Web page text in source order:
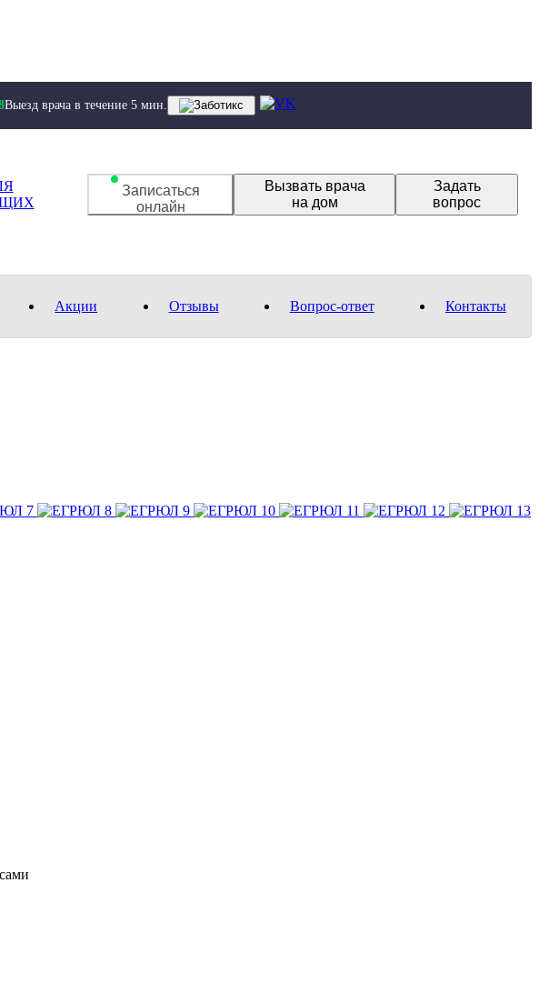
Выезд врача в течение 5 мин.
Записаться
онлайн
Вызвать врача
на дом
Задать
вопрос
Акции Отзывы Вопрос-ответ Контакты